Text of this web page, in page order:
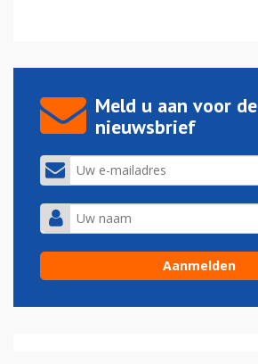
Meld u aan voor de
nieuwsbrief